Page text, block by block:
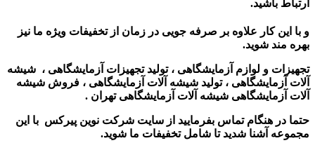
ارتباط باشید.
و با این کار علاوه بر صرفه جویی در زمان از تخفیفات ویژه ما نیز
بهره مند شوید.
تجهیزات و لوازم آزمایشگاهی ، تولید تجهیزات آزمایشگاهی ، شیشه
آلات آزمایشگاهی ، تولید شیشه آلات آزمایشگاهی ، فروش شیشه
آلات آزمایشگاهی شیشه آلات آزمایشگاهی تهران .
حتما در هنگام تماس بفرمایید از سایت شرکت نوین پیرکس با این
مجموعه آشنا شدید تا شامل تخفیفات ما شوید.